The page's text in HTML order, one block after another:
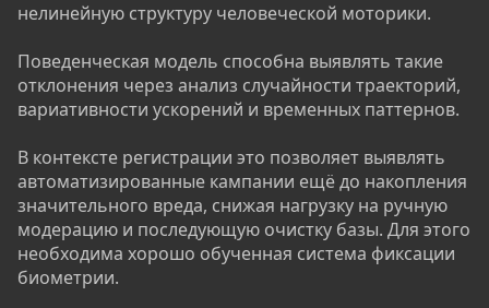
нелинейную структуру человеческой моторики.
Поведенческая модель способна выявлять такие
отклонения через анализ случайности траекторий,
вариативности ускорений и временных паттернов.
В контексте регистрации это позволяет выявлять
автоматизированные кампании ещё до накопления
значительного вреда, снижая нагрузку на ручную
модерацию и последующую очистку базы. Для этого
необходима хорошо обученная система фиксации
биометрии.